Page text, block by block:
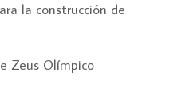
la construcción de